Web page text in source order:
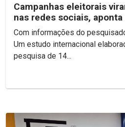
Campanhas eleitorais
nas redes sociais,
internacional com
Com informações do
Um estudo internacional
pesquisa de 14...